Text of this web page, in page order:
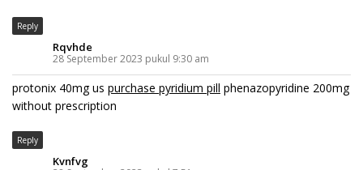
Reply
Rqvhde
28 September 2023 pukul 9:30 am
protonix 40mg us purchase pyridium pill phenazopyridine 200mg
without prescription
Reply
Kvnfvg